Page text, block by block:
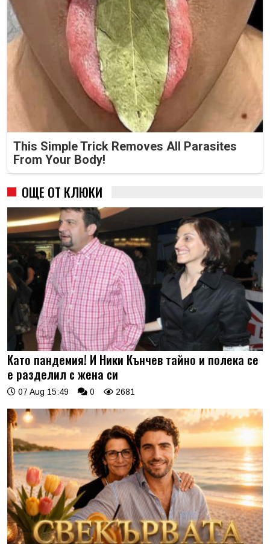
This Simple Trick Removes All Parasites
From Your Body!
ОЩЕ ОТ КЛЮКИ
Като пандемия! И Ники Кънчев тайно и полека се
е разделил с жена си
07 Aug 15:49 0 2681